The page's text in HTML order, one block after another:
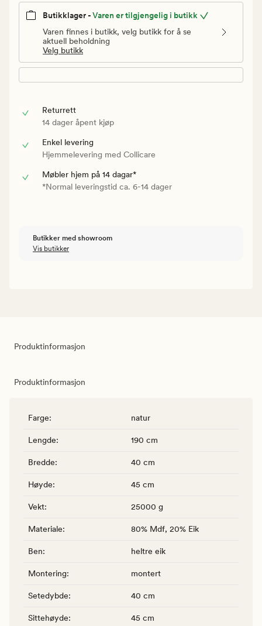
Butikklager -Varen er tilgjengelig i butikk
Varen finnes i butikk, velg butikk for å se
aktuell beholdning
Velg butikk
Returrett
14 dager åpent kjøp
Enkel levering
Hjemmelevering med Collicare
Møbler hjem på 14 dagar*
*Normal leveringstid ca. 6-14 dager
Butikker med showroom
Vis butikker
Produktinformasjon
Produktinformasjon
Farge: natur
Lengde: 190 cm
Bredde: 40 cm
Høyde: 45 cm
Vekt: 25000 g
Materiale: 80% Mdf, 20% Eik
Ben: heltre eik
Montering: montert
Setedybde: 40 cm
Sittehøyde: 45 cm